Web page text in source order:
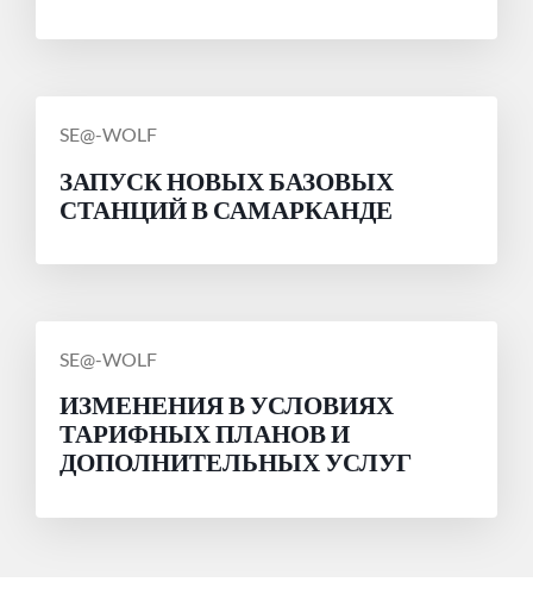
СООБЩЕНИЕ
SE@-WOLF
ЗАПУСК НОВЫХ БАЗОВЫХ
СТАНЦИЙ В САМАРКАНДЕ
СООБЩЕНИЕ
SE@-WOLF
ИЗМЕНЕНИЯ В УСЛОВИЯХ
ТАРИФНЫХ ПЛАНОВ И
ДОПОЛНИТЕЛЬНЫХ УСЛУГ